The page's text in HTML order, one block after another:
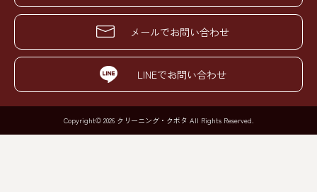
メールでお問い合わせ
LINEでお問い合わせ
Copyright© 2026 クリーニング・クボタ All Rights Reserved.